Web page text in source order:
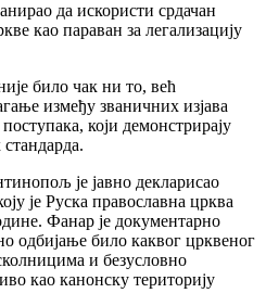
да искористи срдачан
као параван за легализацију
било чак ни то, већ
између званичних изјава
који демонстрирају
је јавно декларисао
је Руска православна црква
Фанар је документарно
одбијање било каквог црквеног
и безусловно
као канонску територију